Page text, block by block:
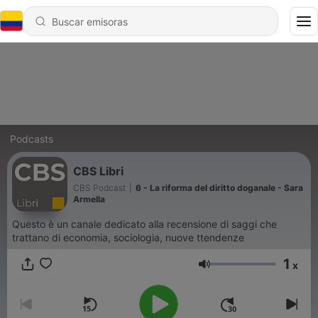
Podcasts
CBS Libri
CBS Podcast
6 - La riforma del diritto doganale - Sara
Armella
Questo è un canale dedicato alla recensione di saggi che
trattano di economia, sociologia, nuove ttendenze
Volumen 1 x